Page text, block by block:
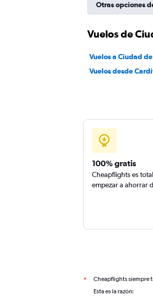
Otras opciones
Vuelos de
Vuelos a Ciudad
Vuelos desde
100% gratis
Cheapflights es
empezar a ahorrar
* Cheapflights siempre
Esta es la razón: